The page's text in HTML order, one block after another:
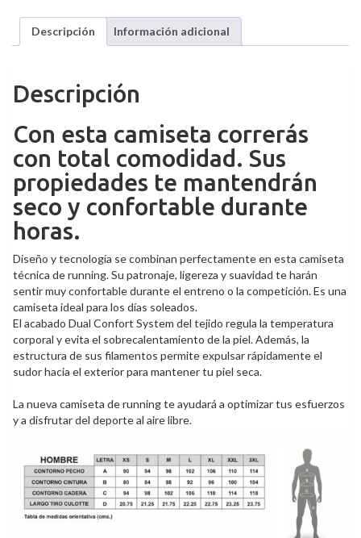
Descripción Información adicional
Descripción
Con esta camiseta correrás
con total comodidad. Sus
propiedades te mantendrán
seco y confortable durante
horas.
Diseño y tecnología se combinan perfectamente en esta camiseta
técnica de running. Su patronaje, ligereza y suavidad te harán
sentir muy confortable durante el entreno o la competición. Es una
camiseta ideal para los días soleados.
El acabado Dual Confort System del tejido regula la temperatura
corporal y evita el sobrecalentamiento de la piel. Además, la
estructura de sus filamentos permite expulsar rápidamente el
sudor hacia el exterior para mantener tu piel seca.
La nueva camiseta de running te ayudará a optimizar tus esfuerzos
y a disfrutar del deporte al aire libre.